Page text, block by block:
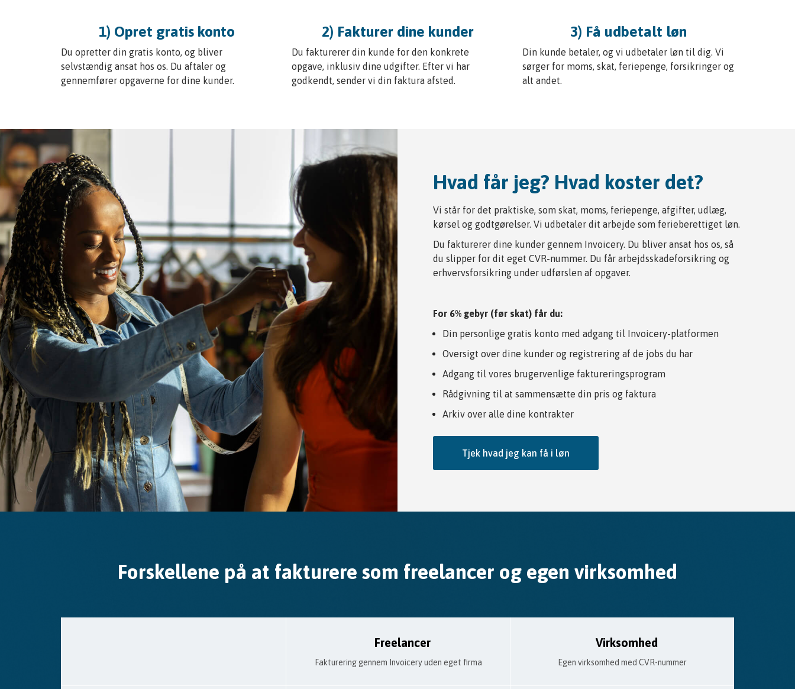
1) Opret gratis konto
Du opretter din gratis konto, og bliver
selvstændig ansat hos os. Du aftaler og
gennemfører opgaverne for dine kunder.
2) Fakturer dine kunder
Du fakturerer din kunde for den konkrete
opgave, inklusiv dine udgifter. Efter vi har
godkendt, sender vi din faktura afsted.
3) Få udbetalt løn
Din kunde betaler, og vi udbetaler løn til dig. Vi
sørger for moms, skat, feriepenge, forsikringer og
alt andet.
Hvad får jeg? Hvad koster det?
Vi står for det praktiske, som skat, moms, feriepenge, afgifter, udlæg,
kørsel og godtgørelser. Vi udbetaler dit arbejde som ferieberettiget løn.
Du fakturerer dine kunder gennem Invoicery. Du bliver ansat hos os, så
du slipper for dit eget CVR-nummer. Du får arbejdsskadeforsikring og
erhvervsforsikring under udførslen af opgaver.
For 6% gebyr (før skat) får du:
Din personlige gratis konto med adgang til Invoicery-platformen
Oversigt over dine kunder og registrering af de jobs du har
Adgang til vores brugervenlige faktureringsprogram
Rådgivning til at sammensætte din pris og faktura
Arkiv over alle dine kontrakter
Tjek hvad jeg kan få i løn
Forskellene på at fakturere som freelancer og egen virksomhed
Freelancer
Fakturering gennem Invoicery uden eget firma
Virksomhed
Egen virksomhed med CVR-nummer